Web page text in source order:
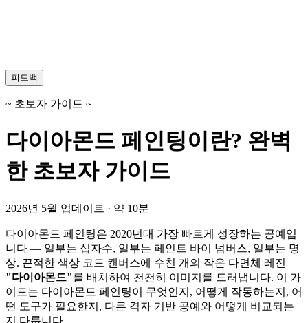
피드백
~ 초보자 가이드 ~
다이아몬드 페인팅이란? 완벽
한 초보자 가이드
2026년 5월 업데이트 · 약 10분
다이아몬드 페인팅은 2020년대 가장 빠르게 성장하는 공예입
니다 — 일부는 십자수, 일부는 페인트 바이 넘버스, 일부는 명
상. 끈적한 색상 코드 캔버스에 수천 개의 작은 다면체 레진
"다이아몬드"를 배치하여 천천히 이미지를 드러냅니다. 이 가
이드는 다이아몬드 페인팅이 무엇인지, 어떻게 작동하는지, 어
떤 도구가 필요한지, 다른 격자 기반 공예와 어떻게 비교되는
지 다룹니다.